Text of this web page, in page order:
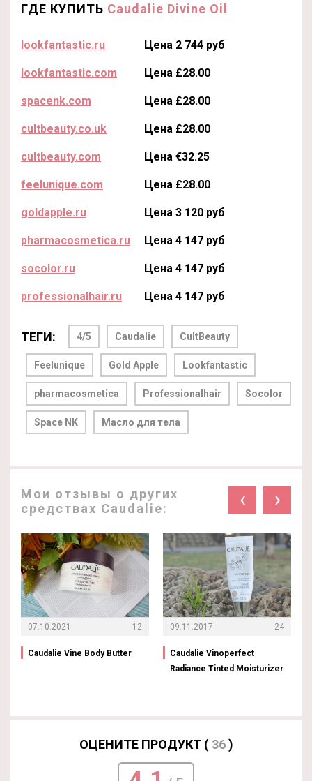
ГДЕ КУПИТЬ Caudalie Divine Oil
lookfantastic.ru Цена 2 744 руб
lookfantastic.com Цена £28.00
spacenk.com Цена £28.00
cultbeauty.co.uk Цена £28.00
cultbeauty.com Цена €32.25
feelunique.com Цена £28.00
goldapple.ru Цена 3 120 руб
pharmacosmetica.ru Цена 4 147 руб
socolor.ru Цена 4 147 руб
professionalhair.ru Цена 4 147 руб
ТЕГИ: 4/5 Caudalie CultBeauty
Feelunique Gold Apple Lookfantastic
pharmacosmetica Professionalhair Socolor
Space NK Масло для тела
Мои отзывы о других
средствах Caudalie:
‹ ›
07.10.2021 12
Caudalie Vine Body Butter
09.11.2017 24
Caudalie Vinoperfect
Radiance Tinted Moisturizer
ОЦЕНИТЕ ПРОДУКТ ( 36)